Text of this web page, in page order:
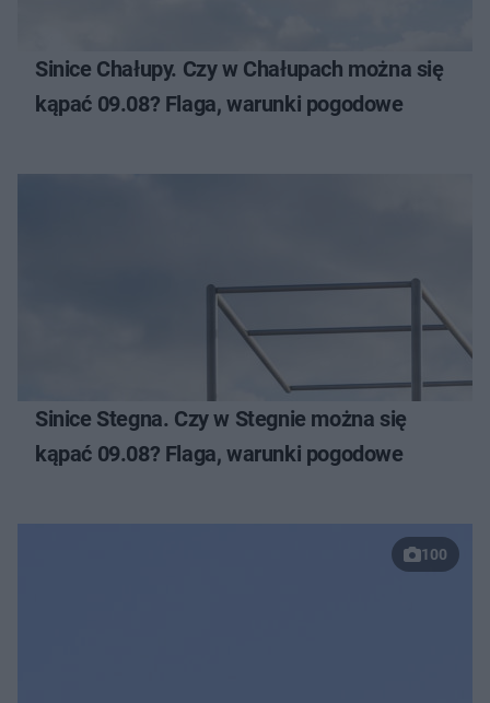
Sinice Chałupy. Czy w Chałupach można się
kąpać 09.08? Flaga, warunki pogodowe
Sinice Stegna. Czy w Stegnie można się
kąpać 09.08? Flaga, warunki pogodowe
100